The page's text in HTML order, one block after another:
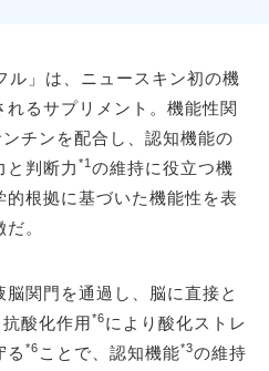
ル」は、ニュースキン初の機
るサプリメント。機能性関
チンを配合し、認知機能の
と判断力 *1 の維持に役立つ機
根拠に基づいた機能性を表
。
関門を通過し、脳に直接と
酸化作用*6により酸化ストレ
る *6 ことで、認知機能*3の維持